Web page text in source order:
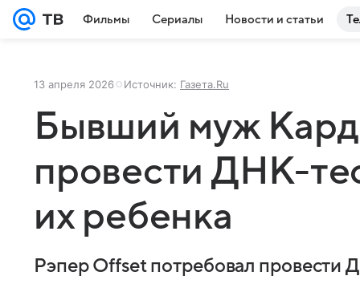
Фильмы Сериалы Новости и статьи
13 апреля 2026 Источник: Газета.Ru
Бывший муж
провести ДНК-
их ребенка
Рэпер Offset потребовал провести